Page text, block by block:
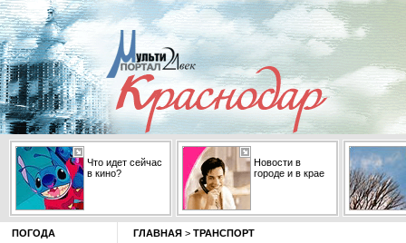
Что идет сейчас
в кино?
Новости в
городе и в крае
ПОГОДА
ГЛАВНАЯ > ТРАНСПОРТ